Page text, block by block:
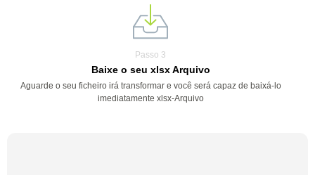
Passo 3
Baixe o seu xlsx Arquivo
Aguarde o seu ficheiro irá transformar e você será capaz de baixá-lo
imediatamente xlsx-Arquivo